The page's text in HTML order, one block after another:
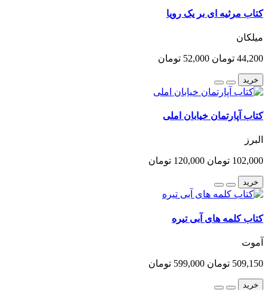
کتاب مرثیه ای بر یک رویا
میلکان
44,200 تومان 52,000 تومان
خرید
کتاب آپارتمان خیابان املی
البرز
102,000 تومان 120,000 تومان
خرید
کتاب کلمه های آبی تیره
آموت
509,150 تومان 599,000 تومان
خرید